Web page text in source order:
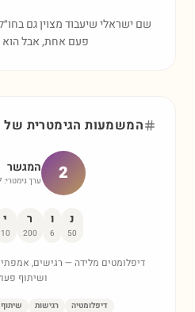
שם ישראלי שיעבוד מצוין גם
פעם אחת, אבל הוא
המשמעות הגימטרית של
2 המגשר
ערך גימטרי:
נ
50
ו
6
ר
200
י
10
דיפלומטים מלידה — רגישים,
ושיתוף
דיפלומטיה רגישות